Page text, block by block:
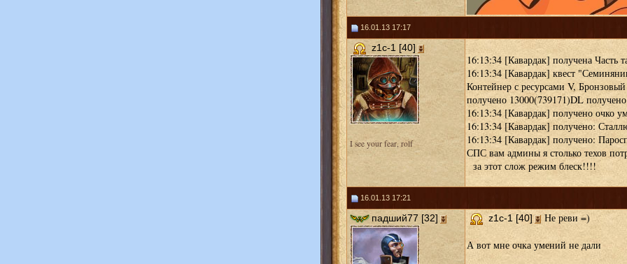
16.01.13 17:17
z1c-1 [40]
I see your fear, rolf
16:13:34 [Кавардак] получена Часть
16:13:34 [Кавардак] квест
Контейнер с ресурсами V,
получено 13000(739171)DL
16:13:34 [Кавардак] получено очко
16:13:34 [Кавардак] получено:
16:13:34 [Кавардак] получено:
СПС вам админы я столько техов
за этот слож режим блеск!!!!
16.01.13 17:21
падший77 [32] z1c-1 [40] Не реви =)
А вот мне очка умений не дали